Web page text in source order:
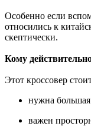
Особенно если
относились к
скептически.
Кому
Этот кроссовер
нужна
важен